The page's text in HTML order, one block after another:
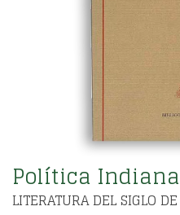
Política
LITERATURA DEL SIGLO